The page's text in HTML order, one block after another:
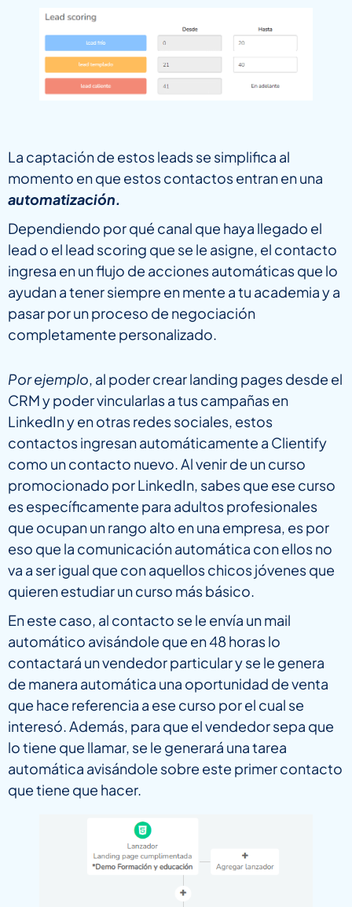
La captación de estos leads se simplifica al
momento en que estos contactos entran en una
automatización.
Dependiendo por qué canal que haya llegado el
lead o el lead scoring que se le asigne, el contacto
ingresa en un flujo de acciones automáticas que lo
ayudan a tener siempre en mente a tu academia y a
pasar por un proceso de negociación
completamente personalizado.
Por ejemplo, al poder crear landing pages desde el
CRM y poder vincularlas a tus campañas en
LinkedIn y en otras redes sociales, estos
contactos ingresan automáticamente a Clientify
como un contacto nuevo. Al venir de un curso
promocionado por LinkedIn, sabes que ese curso
es específicamente para adultos profesionales
que ocupan un rango alto en una empresa, es por
eso que la comunicación automática con ellos no
va a ser igual que con aquellos chicos jóvenes que
quieren estudiar un curso más básico.
En este caso, al contacto se le envía un mail
automático avisándole que en 48 horas lo
contactará un vendedor particular y se le genera
de manera automática una oportunidad de venta
que hace referencia a ese curso por el cual se
interesó. Además, para que el vendedor sepa que
lo tiene que llamar, se le generará una tarea
automática avisándole sobre este primer contacto
que tiene que hacer.